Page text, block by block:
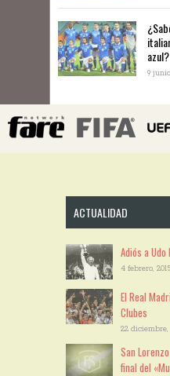
azul?
9
ACTUALIDAD
Adiós a
4 febrero, 2015
El Real
Clubes
22 diciembre,
San
final del